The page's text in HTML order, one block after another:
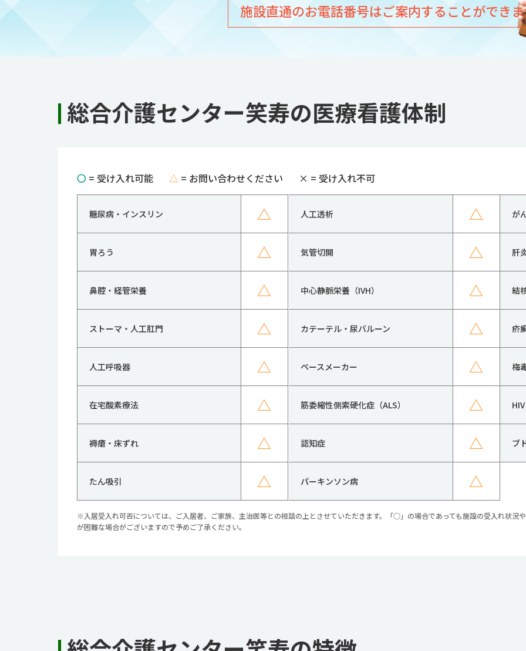
施設直通のお電話番号はご案内することができ
総合介護センター笑寿の医療看護体制
〇 = 受け入れ可能 △= お問い合わせください × = 受け入れ不可
糖尿病・インスリン △
胃ろう △
鼻腔・経管栄養 △
ストーマ・人工肛門 △
人工呼吸器 △
在宅酸素療法 △
褥瘡・床ずれ △
たん吸引 △
人工透析 △
気管切開 △
中心静脈栄養（IVH） △
カテーテル・尿バルーン △
ペースメーカー △
筋委縮性側索硬化症（ALS） △
認知症 △
パーキンソン病 △
が
肝
結
疥
梅
ブ
※入居受入れ可否については、ご入居者、ご家族、主治医等との相談の上とさせていただきます。「○」の場合であっても施設の受入れ状況
が困難な場合がございますので予めご了承ください。